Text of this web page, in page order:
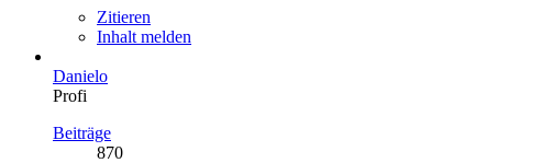
Zitieren
Inhalt melden
Danielo
Profi
Beiträge
870